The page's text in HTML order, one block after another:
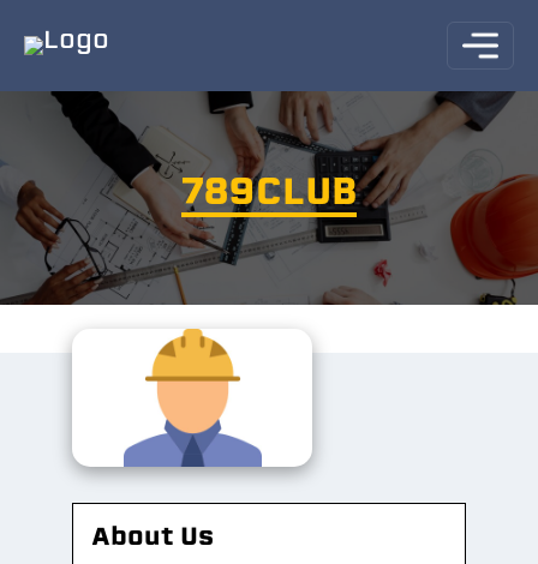
789CLUB
About Us